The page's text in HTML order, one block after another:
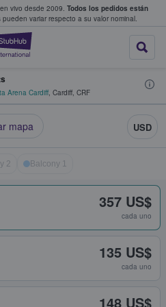
vivo desde 2009. Todos los pedidos están
pueden variar respecto a su valor nominal.
StubHub:
entre fans
Arena Cardiff, Cardiff, CRF
mapa USD
2 Balcony 1
357 US$
cada uno
135 US$
cada uno
148 US$